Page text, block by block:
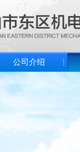
公司介绍